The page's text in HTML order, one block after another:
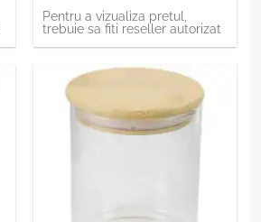
decorativa
Pentru a vizualiza pretul,
trebuie sa fiti reseller autorizat